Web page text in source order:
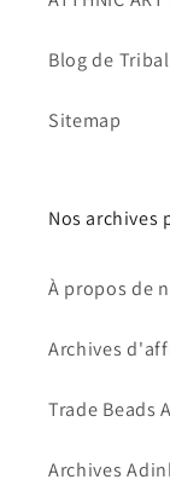
Blog de
Sitemap
Nos archives
À propos de
Archives
Trade Beads
Archives